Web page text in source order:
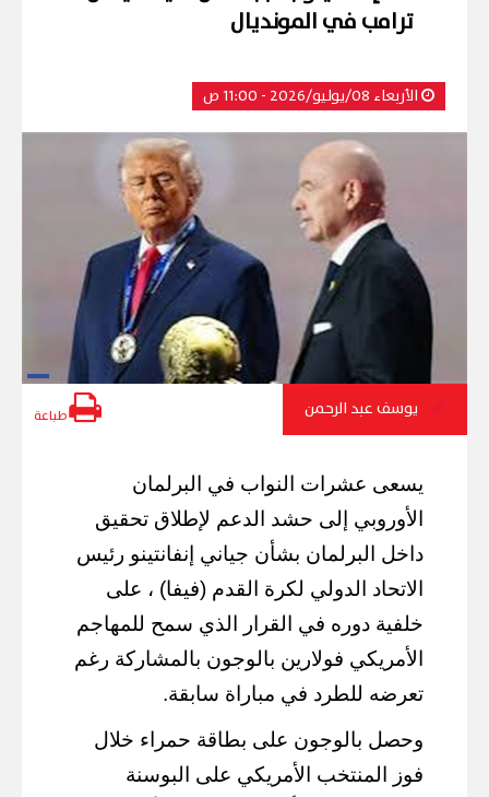
ترامب في المونديال
الأربعاء 08/يوليو/2026 - 11:00 ص
يوسف عبد الرحمن طباعة
يسعى عشرات النواب في البرلمان
الأوروبي إلى حشد الدعم لإطلاق تحقيق
داخل البرلمان بشأن جياني إنفانتينو رئيس
الاتحاد الدولي لكرة القدم (فيفا) ، على
خلفية دوره في القرار الذي سمح للمهاجم
الأمريكي فولارين بالوجون بالمشاركة رغم
تعرضه للطرد في مباراة سابقة.
وحصل بالوجون على بطاقة حمراء خلال
فوز المنتخب الأمريكي على البوسنة